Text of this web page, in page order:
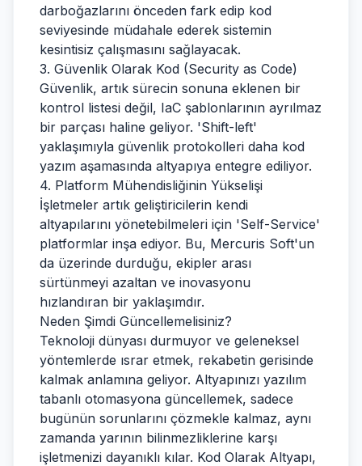
darboğazlarını önceden fark edip kod
seviyesinde müdahale ederek sistemin
kesintisiz çalışmasını sağlayacak.
3. Güvenlik Olarak Kod (Security as Code)
Güvenlik, artık sürecin sonuna eklenen bir
kontrol listesi değil, IaC şablonlarının ayrılmaz
bir parçası haline geliyor. 'Shift-left'
yaklaşımıyla güvenlik protokolleri daha kod
yazım aşamasında altyapıya entegre ediliyor.
4. Platform Mühendisliğinin Yükselişi
İşletmeler artık geliştiricilerin kendi
altyapılarını yönetebilmeleri için 'Self-Service'
platformlar inşa ediyor. Bu, Mercuris Soft'un
da üzerinde durduğu, ekipler arası
sürtünmeyi azaltan ve inovasyonu
hızlandıran bir yaklaşımdır.
Neden Şimdi Güncellemelisiniz?
Teknoloji dünyası durmuyor ve geleneksel
yöntemlerde ısrar etmek, rekabetin gerisinde
kalmak anlamına geliyor. Altyapınızı yazılım
tabanlı otomasyona güncellemek, sadece
bugünün sorunlarını çözmekle kalmaz, aynı
zamanda yarının bilinmezliklerine karşı
işletmenizi dayanıklı kılar. Kod Olarak Altyapı,